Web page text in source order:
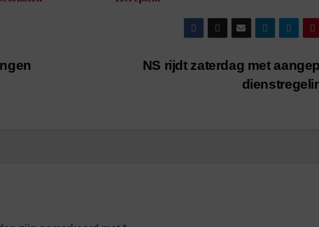
NS rijdt zaterdag met